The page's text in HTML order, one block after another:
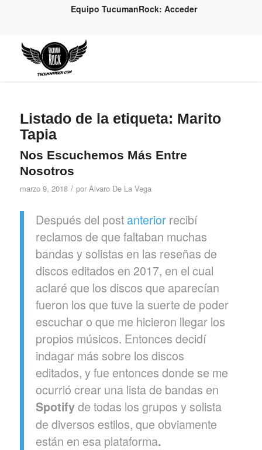
Equipo TucumanRock: Acceder
Listado de la etiqueta: Marito
Tapia
Nos Escuchemos Más Entre
Nosotros
marzo 9, 2018 / por Alvaro De La Vega
Después del post anteriorrecibí
reclamos de que faltaban muchas
bandas y solistas en las reseñas de
discos editados en 2017, en el cual
aclaré que los discos que aparecían
fueron los que tuve la suerte de poder
escuchar o que me hicieron llegar los
propios músicos. Entonces decidí
indagar más sobre los discos
editados, y fue entonces donde se me
ocurrió crear una lista de bandas en
Spotifyde todas los grupos y solista
de diversos estilos, que obviamente
están en esa plataforma.